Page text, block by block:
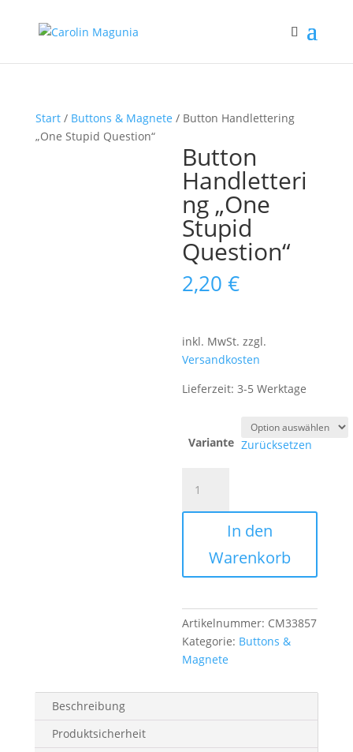
Start/ Buttons & Magnete / Button Handlettering
„One Stupid Question“
Button
Handletteri
ng „One
Stupid
Question“
2,20€
inkl. MwSt. zzgl.
Versandkosten
Lieferzeit:3-5 Werktage
Variante Zurücksetzen
Handlettering
"One
Menge
In den
Warenkorb
Artikelnummer: CM33857
Kategorie: Buttons &
Magnete
Beschreibung
Produktsicherheit